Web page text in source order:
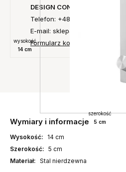
DESIGN CONCEPT
Telefon: +48 735 027 014
E-mail: sklep@designconcept.pl
Formularz kontaktowy
Wymiary i informacje
wysokość
14 cm
szerokość
5 cm
Wysokość:
14 cm
Szerokość: 5 cm
Materiał: Stal nierdzewna